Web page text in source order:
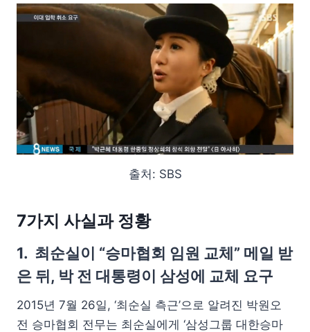
출처: SBS
7가지 사실과 정황
1. 최순실이 “승마협회 임원 교체” 메일 받
은 뒤, 박 전 대통령이 삼성에 교체 요구
2015년 7월 26일, ‘최순실 측근’으로 알려진 박원오
전 승마협회 전무는 최순실에게 ‘삼성그룹 대한승마